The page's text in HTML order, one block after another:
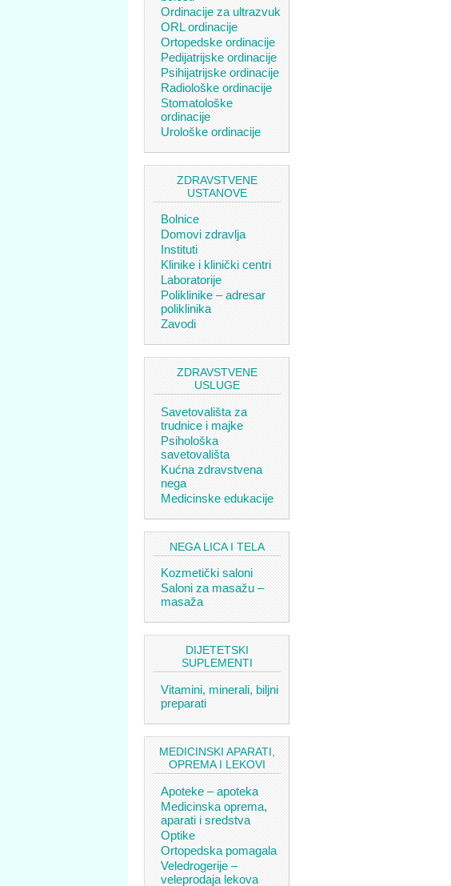
Ordinacije za ultrazvuk
ORL ordinacije
Ortopedske ordinacije
Pedijatrijske ordinacije
Psihijatrijske ordinacije
Radiološke ordinacije
Stomatološke
ordinacije
Urološke ordinacije
ZDRAVSTVENE
USTANOVE
Bolnice
Domovi zdravlja
Instituti
Klinike i klinički centri
Laboratorije
Poliklinike – adresar
poliklinika
Zavodi
ZDRAVSTVENE
USLUGE
Savetovališta za
trudnice i majke
Psihološka
savetovališta
Kućna zdravstvena
nega
Medicinske edukacije
NEGA LICA I TELA
Kozmetički saloni
Saloni za masažu –
masaža
DIJETETSKI
SUPLEMENTI
Vitamini, minerali, biljni
preparati
MEDICINSKI APARATI,
OPREMA I LEKOVI
Apoteke – apoteka
Medicinska oprema,
aparati i sredstva
Optike
Ortopedska pomagala
Veledrogerije –
veleprodaja lekova